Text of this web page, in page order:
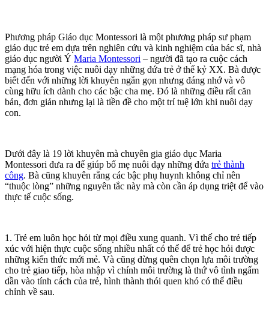
Phương pháp Giáo dục Montessori là một phương pháp sư phạm
giáo dục trẻ em dựa trên nghiên cứu và kinh nghiệm của bác sĩ, nhà
giáo dục người Ý Maria Montessori – người đã tạo ra cuộc cách
mạng hóa trong việc nuôi dạy những đứa trẻ ở thế kỷ XX. Bà được
biết đến với những lời khuyên ngắn gọn nhưng đáng nhớ và vô
cùng hữu ích dành cho các bậc cha mẹ. Đó là những điều rất căn
bản, đơn giản nhưng lại là tiền đề cho một trí tuệ lớn khi nuôi dạy
con.
Dưới đây là 19 lời khuyên mà chuyên gia giáo dục Maria
Montessori đưa ra để giúp bố mẹ nuôi dạy những đứa trẻ thành
công. Bà cũng khuyên rằng các bậc phụ huynh không chỉ nên
“thuộc lòng” những nguyên tắc này mà còn cần áp dụng triệt để vào
thực tế cuộc sống.
1. Trẻ em luôn học hỏi từ mọi điều xung quanh. Vì thế cho trẻ tiếp
xúc với hiện thực cuộc sống nhiều nhất có thể để trẻ học hỏi được
những kiến thức mới mẻ. Và cũng đừng quên chọn lựa môi trường
cho trẻ giao tiếp, hòa nhập vì chính môi trường là thứ vô tình ngấm
dần vào tính cách của trẻ, hình thành thói quen khó có thể điều
chỉnh về sau.